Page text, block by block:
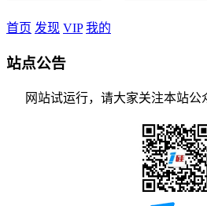
首页 发现 VIP 我的
站点公告
网站试运行，请大家关注本站公